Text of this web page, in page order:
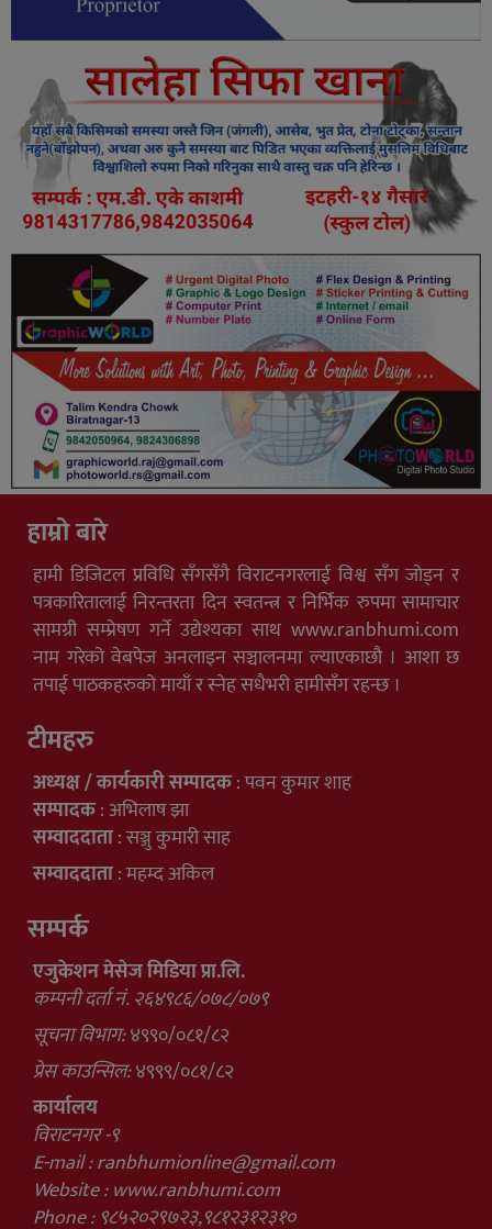
हाम्रो बारे
हामी डिजिटल प्रविधि सँगसँगै विराटनगरलाई विश्व सँग जोड्न र
पत्रकारितालाई निरन्तरता दिन स्वतन्त्र र निर्भिक रुपमा सामाचार
सामग्री सम्प्रेषण गर्ने उद्येश्यका साथ www.ranbhumi.com
नाम गरेको वेबपेज अनलाइन सञ्चालनमा ल्याएकाछौ । आशा छ
तपाई पाठकहरुको मायाँ र स्नेह सधैभरी हामीसँग रहन्छ ।
टीमहरु
अध्यक्ष / कार्यकारी सम्पादक: पवन कुमार शाह
सम्पादक: अभिलाष झा
सम्वाददाता: सञ्जु कुमारी साह
सम्वाददाता: महम्द अकिल
सम्पर्क
एजुकेशन मेसेज मिडिया प्रा.लि.
कम्पनी दर्ता नं. २६४९८६/०७८/०७९
सूचना विभाग:४९९०/०८१/८२
प्रेस काउन्सिल:४९९९/०८१/८२
कार्यालय
विराटनगर -९
E-mail :ranbhumionline@gmail.com
Website : www.ranbhumi.com
Phone : ९८५२०२९७२३,९८१२३१२३१०